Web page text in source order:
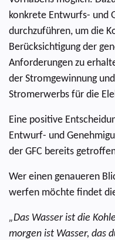
konkrete Entwurfs- und
durchzuführen, um die
Berücksichtigung der
Anforderungen zu
der Stromgewinnung
Stromerwerbs für die
Eine positive
Entwurf- und
der GFC bereits
Wer einen genaueren
werfen möchte findet
„Das Wasser ist die
morgen ist Wasser, das